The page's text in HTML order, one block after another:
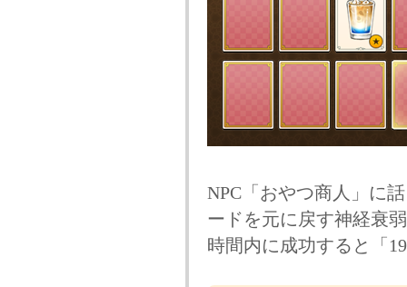
NPC「おやつ商人」に
ードを元に戻す神経衰
時間内に成功すると「